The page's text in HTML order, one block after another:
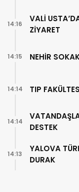
VALİ
ZİYARET
14:16
NEHİR
14:15
TIP
14:14
DESTEK
14:14
YALOVA
DURAK
14:13